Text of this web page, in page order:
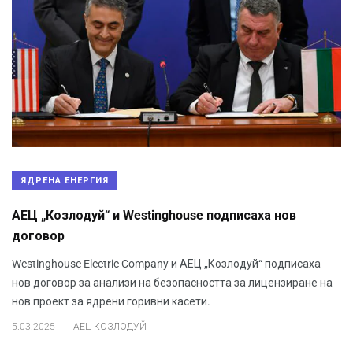
ЯДРЕНА ЕНЕРГИЯ
АЕЦ „Козлодуй“ и Westinghouse подписаха нов
договор
Westinghouse Electric Company и АЕЦ „Козлодуй“ подписаха
нов договор за анализи на безопасността за лицензиране на
нов проект за ядрени горивни касети.
5.03.2025 . АЕЦ КОЗЛОДУЙ